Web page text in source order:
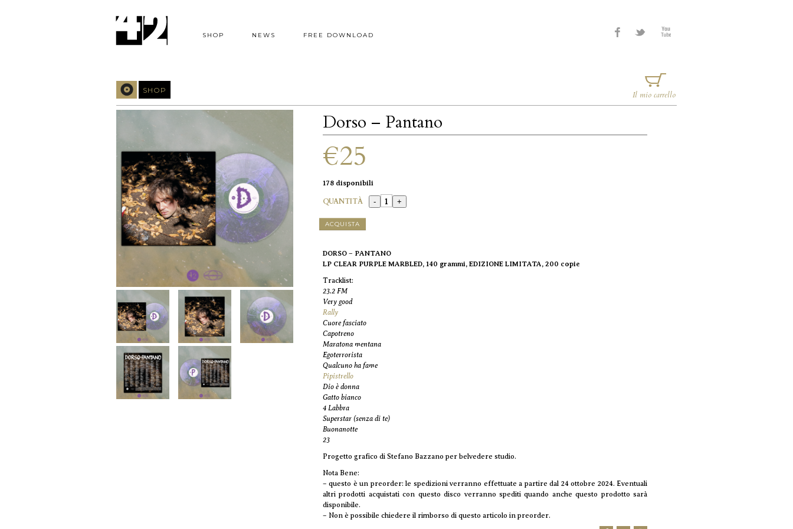
SHOP NEWS FREE DOWNLOAD
SHOP Il mio carrello
Dorso – Pantano
€25
178 disponibili
QUANTITÀ
ACQUISTA
DORSO – PANTANO
LP CLEAR PURPLE MARBLED, 140 grammi, EDIZIONE LIMITATA, 200 copie
Tracklist:
23.2 FM
Very good
Rally
Cuore fasciato
Capotreno
Maratona mentana
Egoterrorista
Qualcuno ha fame
Pipistrello
Dio è donna
Gatto bianco
4 Labbra
Superstar (senza di te)
Buonanotte
23
Progetto grafico di Stefano Bazzano per belvedere studio.
Nota Bene:
– questo è un preorder: le spedizioni verranno effettuate a partire dal 24 ottobre 2024. Eventuali
altri prodotti acquistati con questo disco verranno spediti quando anche questo prodotto sarà
disponibile.
– Non è possibile chiedere il rimborso di questo articolo in preorder.